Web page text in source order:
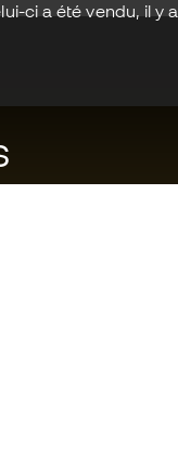
ci a été vendu, il y a